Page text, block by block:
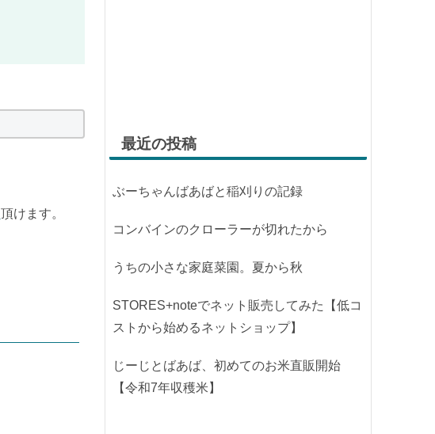
頂けます。
最近の投稿
ぶーちゃんばあばと稲刈りの記録
コンバインのクローラーが切れたから
うちの小さな家庭菜園。夏から秋
STORES+noteでネット販売してみた【低コ
ストから始めるネットショップ】
じーじとばあば、初めてのお米直販開始
【令和7年収穫米】